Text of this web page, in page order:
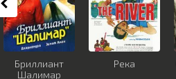
Бриллиант
Шалимар
Река